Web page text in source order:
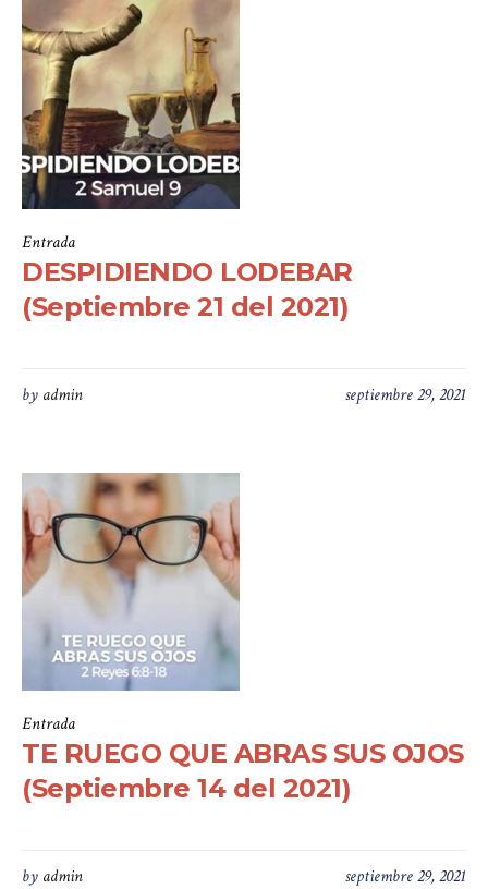
Entrada
DESPIDIENDO LODEBAR
(Septiembre 21 del 2021)
septiembre 29, 2021
by admin
Entrada
TE RUEGO QUE ABRAS SUS OJOS
(Septiembre 14 del 2021)
septiembre 29, 2021
by admin